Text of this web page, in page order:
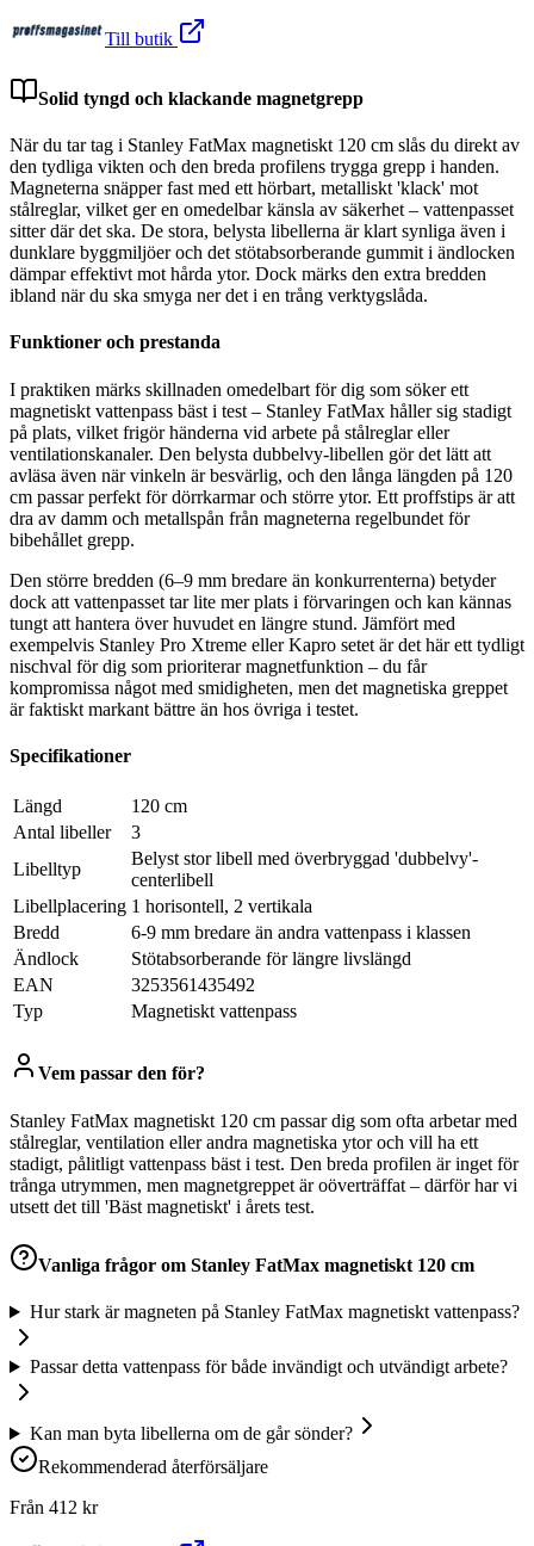
Till butik
Solid tyngd och klackande magnetgrepp
När du tar tag i Stanley FatMax magnetiskt 120 cm slås du direkt av
den tydliga vikten och den breda profilens trygga grepp i handen.
Magneterna snäpper fast med ett hörbart, metalliskt 'klack' mot
stålreglar, vilket ger en omedelbar känsla av säkerhet – vattenpasset
sitter där det ska. De stora, belysta libellerna är klart synliga även i
dunklare byggmiljöer och det stötabsorberande gummit i ändlocken
dämpar effektivt mot hårda ytor. Dock märks den extra bredden
ibland när du ska smyga ner det i en trång verktygslåda.
Funktioner och prestanda
I praktiken märks skillnaden omedelbart för dig som söker ett
magnetiskt vattenpass bäst i test – Stanley FatMax håller sig stadigt
på plats, vilket frigör händerna vid arbete på stålreglar eller
ventilationskanaler. Den belysta dubbelvy-libellen gör det lätt att
avläsa även när vinkeln är besvärlig, och den långa längden på 120
cm passar perfekt för dörrkarmar och större ytor. Ett proffstips är att
dra av damm och metallspån från magneterna regelbundet för
bibehållet grepp.
Den större bredden (6–9 mm bredare än konkurrenterna) betyder
dock att vattenpasset tar lite mer plats i förvaringen och kan kännas
tungt att hantera över huvudet en längre stund. Jämfört med
exempelvis Stanley Pro Xtreme eller Kapro setet är det här ett tydligt
nischval för dig som prioriterar magnetfunktion – du får
kompromissa något med smidigheten, men det magnetiska greppet
är faktiskt markant bättre än hos övriga i testet.
Specifikationer
Längd
120 cm
Antal libeller
3
Libelltyp
Belyst stor libell med överbryggad 'dubbelvy'-
centerlibell
Libellplacering 1 horisontell, 2 vertikala
Bredd
6-9 mm bredare än andra vattenpass i klassen
Ändlock
Stötabsorberande för längre livslängd
EAN
3253561435492
Typ
Magnetiskt vattenpass
Vem passar den för?
Stanley FatMax magnetiskt 120 cm passar dig som ofta arbetar med
stålreglar, ventilation eller andra magnetiska ytor och vill ha ett
stadigt, pålitligt vattenpass bäst i test. Den breda profilen är inget för
trånga utrymmen, men magnetgreppet är oöverträffat – därför har vi
utsett det till 'Bäst magnetiskt' i årets test.
Vanliga frågor om Stanley FatMax magnetiskt 120 cm
Hur stark är magneten på Stanley FatMax magnetiskt vattenpass?
Passar detta vattenpass för både invändigt och utvändigt arbete?
Kan man byta libellerna om de går sönder?
Rekommenderad återförsäljare
Från 412 kr